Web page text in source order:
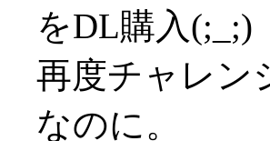
をDL購入(;_;)
再度チャレ
なのに。